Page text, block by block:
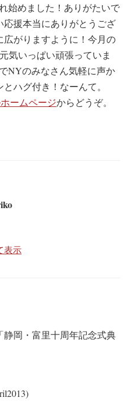
始めました！ありがたいで
援本当にありがとうござ
がりますように！今月の
気いっぱい頑張っていま
NYのみなさん気軽に声か
ハグ付き！なーんて。
ームページからどうぞ。
表示
岡・富里十周年記念式典